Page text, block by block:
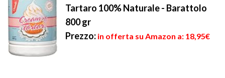
Tartaro 100% Naturale - Barattolo
800 gr
Prezzo: in offerta su Amazon a: 18,95€